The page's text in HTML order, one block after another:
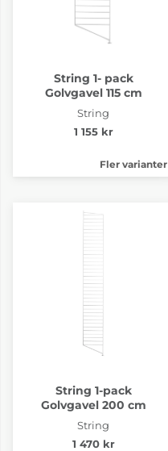
String 1- pack
Golvgavel 115 cm
String
1 155 kr
Fler varianter
String 1-pack
Golvgavel 200 cm
String
1 470 kr